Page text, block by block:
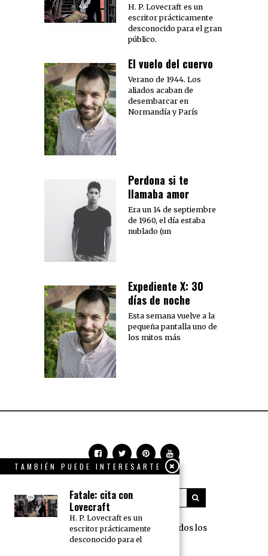
H. P. Lovecraft es un
escritor prácticamente
desconocido para el gran
público.
El vuelo del cuervo
Verano de 1944. Los
aliados acaban de
desembarcar en
Normandía y París
Perdona si te
llamaba amor
Era un 14 de septiembre
de 1960, el día estaba
nublado (un
Expediente X: 30
días de noche
Esta semana vuelve a la
pequeña pantalla uno de
los mitos más
360 Grados Press © 2018 Todos los
derechos reservados.
TAMBIÉN PUEDE INTERESARTE
Fatale: cita con
Lovecraft
H. P. Lovecraft es un
escritor prácticamente
desconocido para el